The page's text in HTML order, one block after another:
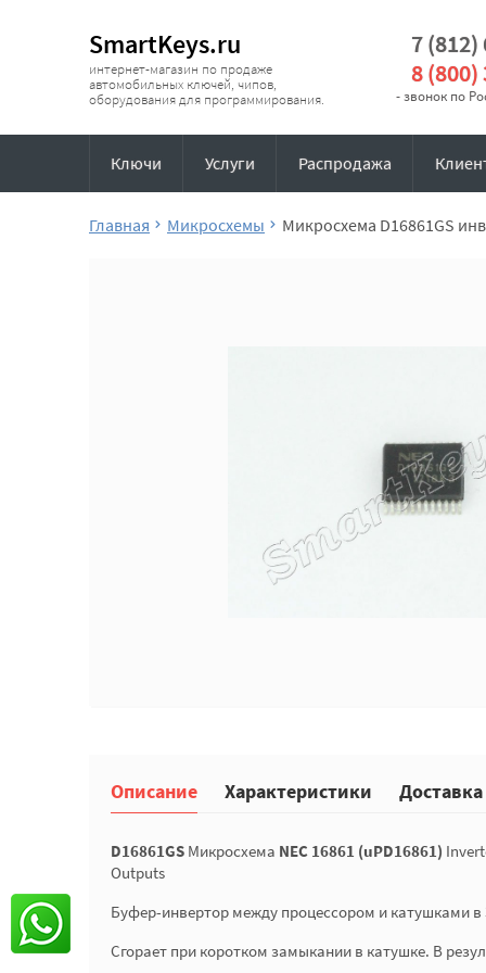
SmartKeys.ru
интернет-магазин по продаже
автомобильных ключей, чипов,
оборудования для программирования.
7 (812)
8 (800)
- звонок по
Ключи Услуги Распродажа
Главная Микросхемы Микросхема D16861GS
Описание Характеристики Доставка
D16861GS Микросхема NEC 16861 (uPD16861)
Outputs
Буфер-инвертор между процессором и катушками в
Сгорает при коротком замыкании в катушке. В